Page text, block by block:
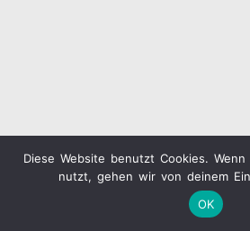
Diese Website benutzt Cookies.
nutzt, gehen wir von deinem
OK